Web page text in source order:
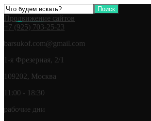
Продвижение сайтов
+7 (925) 703-25-23
barsukof.com@gmail.com
1-я Фрезерная, 2/1
109202, Москва
11:00 - 18:30
рабочие дни